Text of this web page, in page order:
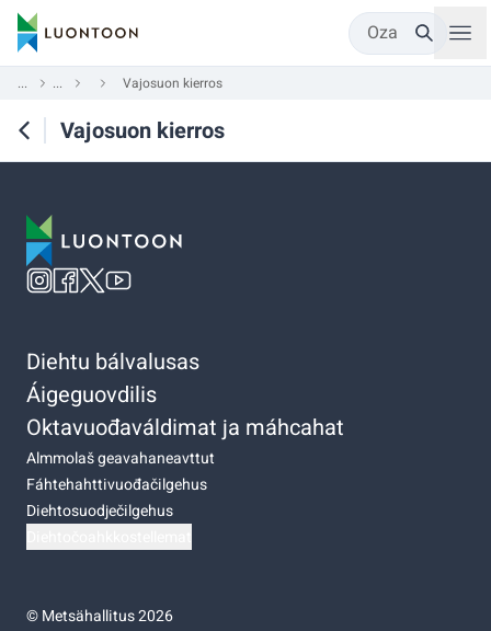
Oza
... ... Vajosuon kierros
Vajosuon kierros
Diehtu bálvalusas
Áigeguovdilis
Oktavuođaváldimat ja máhcahat
Almmolaš geavahaneavttut
Fáhtehahttivuođačilgehus
Diehtosuodječilgehus
©Metsähallitus 2026